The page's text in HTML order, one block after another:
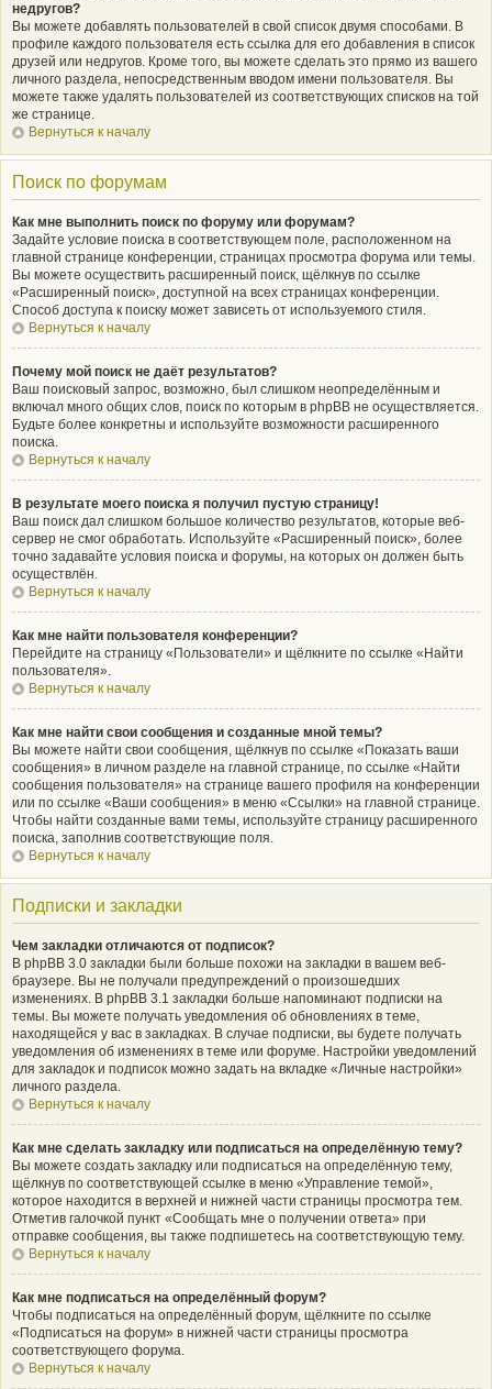
недругов?
Вы можете добавлять пользователей в свой список двумя способами. В
профиле каждого пользователя есть ссылка для его добавления в список
друзей или недругов. Кроме того, вы можете сделать это прямо из вашего
личного раздела, непосредственным вводом имени пользователя. Вы
можете также удалять пользователей из соответствующих списков на той
же странице.
Вернуться к началу
Поиск по форумам
Как мне выполнить поиск по форуму или форумам?
Задайте условие поиска в соответствующем поле, расположенном на
главной странице конференции, страницах просмотра форума или темы.
Вы можете осуществить расширенный поиск, щёлкнув по ссылке
«Расширенный поиск», доступной на всех страницах конференции.
Способ доступа к поиску может зависеть от используемого стиля.
Вернуться к началу
Почему мой поиск не даёт результатов?
Ваш поисковый запрос, возможно, был слишком неопределённым и
включал много общих слов, поиск по которым в phpBB не осуществляется.
Будьте более конкретны и используйте возможности расширенного
поиска.
Вернуться к началу
В результате моего поиска я получил пустую страницу!
Ваш поиск дал слишком большое количество результатов, которые веб-
сервер не смог обработать. Используйте «Расширенный поиск», более
точно задавайте условия поиска и форумы, на которых он должен быть
осуществлён.
Вернуться к началу
Как мне найти пользователя конференции?
Перейдите на страницу «Пользователи» и щёлкните по ссылке «Найти
пользователя».
Вернуться к началу
Как мне найти свои сообщения и созданные мной темы?
Вы можете найти свои сообщения, щёлкнув по ссылке «Показать ваши
сообщения» в личном разделе на главной странице, по ссылке «Найти
сообщения пользователя» на странице вашего профиля на конференции
или по ссылке «Ваши сообщения» в меню «Ссылки» на главной странице.
Чтобы найти созданные вами темы, используйте страницу расширенного
поиска, заполнив соответствующие поля.
Вернуться к началу
Подписки и закладки
Чем закладки отличаются от подписок?
В phpBB 3.0 закладки были больше похожи на закладки в вашем веб-
браузере. Вы не получали предупреждений о произошедших
изменениях. В phpBB 3.1 закладки больше напоминают подписки на
темы. Вы можете получать уведомления об обновлениях в теме,
находящейся у вас в закладках. В случае подписки, вы будете получать
уведомления об изменениях в теме или форуме. Настройки уведомлений
для закладок и подписок можно задать на вкладке «Личные настройки»
личного раздела.
Вернуться к началу
Как мне сделать закладку или подписаться на определённую тему?
Вы можете создать закладку или подписаться на определённую тему,
щёлкнув по соответствующей ссылке в меню «Управление темой»,
которое находится в верхней и нижней части страницы просмотра тем.
Отметив галочкой пункт «Сообщать мне о получении ответа» при
отправке сообщения, вы также подпишетесь на соответствующую тему.
Вернуться к началу
Как мне подписаться на определённый форум?
Чтобы подписаться на определённый форум, щёлкните по ссылке
«Подписаться на форум» в нижней части страницы просмотра
соответствующего форума.
Вернуться к началу